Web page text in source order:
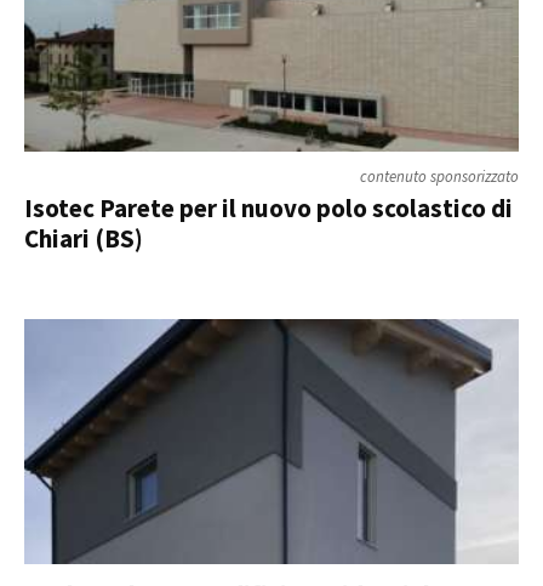
contenuto sponsorizzato
Isotec Parete per il nuovo polo scolastico di
Chiari (BS)